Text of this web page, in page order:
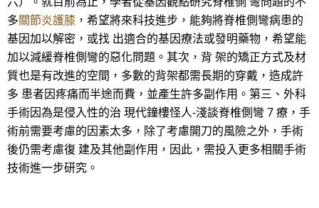
多關節炎護膝 ，希望將來科技進步，能夠將脊椎側彎病患的
基因加以解密，或找 出適合的基因療法或發明藥物，希望能
加以減緩脊椎側彎的惡化問題。其次，背 架的矯正方式及材
質也是有改進的空間，多數的背架都需長期的穿戴，造成許
多 患者因疼痛而半途而費，並產生許多副作用。第三、外科
手術因為是侵入性的治 現代鐘樓怪人-淺談脊椎側彎 7 療，手
術前需要考慮的因素太多，除了考慮開刀的風險之外，手術
後仍需考慮復 建及其他副作用，因此，需投入更多相關手術
技術進一步研究。